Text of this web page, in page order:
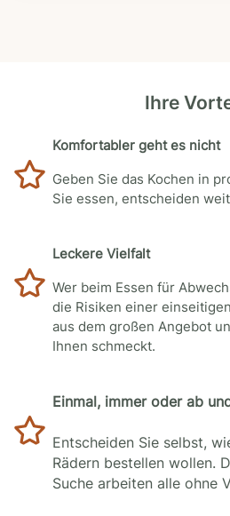
Ihre
Komfortabler geht es nicht
Geben Sie das Kochen in
Sie essen, entscheiden
Leckere Vielfalt
Wer beim Essen für
die Risiken einer
aus dem großen Angebot
Ihnen schmeckt.
Einmal, immer oder ab
Entscheiden Sie selbst,
Rädern bestellen wollen.
Suche arbeiten alle ohne